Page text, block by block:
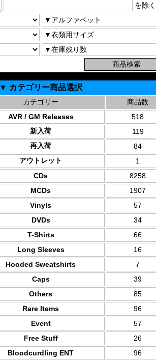
を除く
▼ カテゴリー商品選択
カテゴリー
商品数
AVR / GM Releases
518
新入荷
119
再入荷
84
アウトレット
1
CDs
8258
MCDs
1907
Vinyls
57
DVDs
34
T-Shirts
66
Long Sleeves
16
Hooded Sweatshirts
7
Caps
39
Others
85
Rare Items
96
Event
57
Free Stuff
26
Bloodcurdling ENT
96